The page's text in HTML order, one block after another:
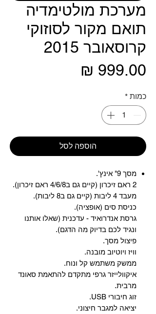
מערכת מולטימדיה
תואם מקור לסוזוקי
קרוסאובר 2015
כמות *
הוספה לסל
מסך 9" אינץ'.
2 ראם זיכרון (קיים גם ב4/6/8 ראם זיכרון).
מעבד 4 ליבות (קיים גם ב8 ליבות).
כניסת סים (אופציה).
גרסת אנדרואיד - עדכנית (שאלו אותנו
ונגיד לכם בדיוק מה הדגם).
פיצול מסך.
וויז ויוטיוב מובנה.
ממשק משתמש קל ונוח.
איקוולייזר גרפי מתקדם להתאמת סאונד
מרבית.
זוג חיבורי USB.
יציאה למגבר חיצוני.